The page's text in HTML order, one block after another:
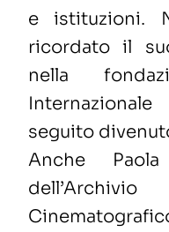
e istituzioni.
ricordato il
nella
seguito
Anche